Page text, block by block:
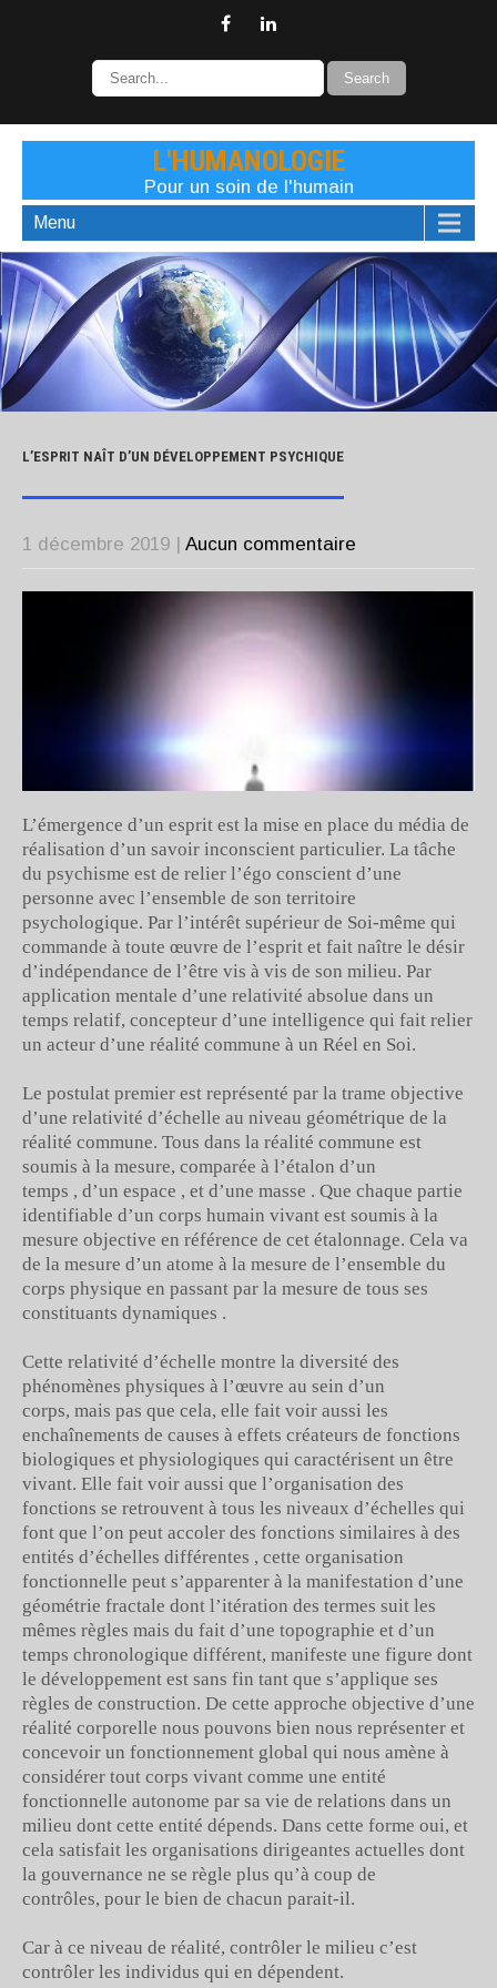
L'HUMANOLOGIE
Pour un soin de l'humain
Menu
L’ESPRIT NAÎT D’UN DÉVELOPPEMENT PSYCHIQUE
1 décembre 2019 Aucun commentaire
L’émergence d’un esprit est la mise en place du média de
réalisation d’un savoir inconscient particulier. La tâche
du psychisme est de relier l’égo conscient d’une
personne avec l’ensemble de son territoire
psychologique. Par l’intérêt supérieur de Soi-même qui
commande à toute œuvre de l’esprit et fait naître le désir
d’indépendance de l’être vis à vis de son milieu. Par
application mentale d’une relativité absolue dans un
temps relatif, concepteur d’une intelligence qui fait relier
un acteur d’une réalité commune à un Réel en Soi.
Le postulat premier est représenté par la trame objective
d’une relativité d’échelle au niveau géométrique de la
réalité commune. Tous dans la réalité commune est
soumis à la mesure, comparée à l’étalon d’un
temps , d’un espace , et d’une masse . Que chaque partie
identifiable d’un corps humain vivant est soumis à la
mesure objective en référence de cet étalonnage. Cela va
de la mesure d’un atome à la mesure de l’ensemble du
corps physique en passant par la mesure de tous ses
constituants dynamiques .
Cette relativité d’échelle montre la diversité des
phénomènes physiques à l’œuvre au sein d’un
corps, mais pas que cela, elle fait voir aussi les
enchaînements de causes à effets créateurs de fonctions
biologiques et physiologiques qui caractérisent un être
vivant. Elle fait voir aussi que l’organisation des
fonctions se retrouvent à tous les niveaux d’échelles qui
font que l’on peut accoler des fonctions similaires à des
entités d’échelles différentes , cette organisation
fonctionnelle peut s’apparenter à la manifestation d’une
géométrie fractale dont l’itération des termes suit les
mêmes règles mais du fait d’une topographie et d’un
temps chronologique différent, manifeste une figure dont
le développement est sans fin tant que s’applique ses
règles de construction. De cette approche objective d’une
réalité corporelle nous pouvons bien nous représenter et
concevoir un fonctionnement global qui nous amène à
considérer tout corps vivant comme une entité
fonctionnelle autonome par sa vie de relations dans un
milieu dont cette entité dépends. Dans cette forme oui, et
cela satisfait les organisations dirigeantes actuelles dont
la gouvernance ne se règle plus qu’à coup de
contrôles, pour le bien de chacun parait-il.
Car à ce niveau de réalité, contrôler le milieu c’est
contrôler les individus qui en dépendent.